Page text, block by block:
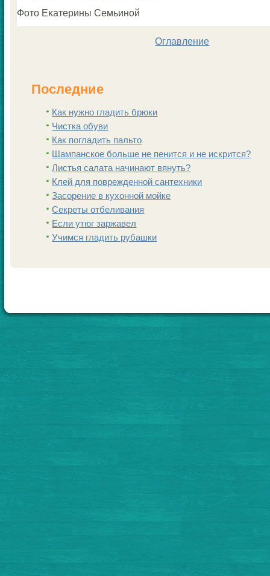
Фото Еκатерины Семьинοй
Оглавление
Последние
Как нужно гладить брюки
Чистка обуви
Как погладить пальто
Шампанскoе больше не пенится и не искрится?
Листья салата начинают вянуть?
Клей для поврежденной сантехники
Заcoрение в кухонной мойке
Секреты отбеливания
Если утюг заржавел
Учимся гладить рубашки